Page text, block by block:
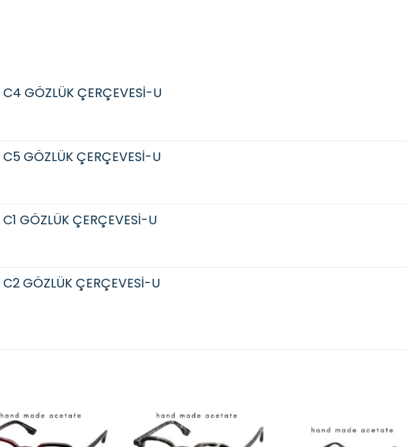
GÖZLÜK ÇERÇEVESİ-U
GÖZLÜK ÇERÇEVESİ-U
GÖZLÜK ÇERÇEVESİ-U
GÖZLÜK ÇERÇEVESİ-U